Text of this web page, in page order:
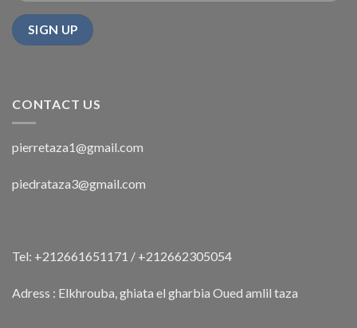
CONTACT US
pierretaza1@gmail.com
piedrataza3@gmail.com
Tel: +212661651171 / +212662305054
Adress : Elkhrouba, ghiata el gharbia Oued amlil taza